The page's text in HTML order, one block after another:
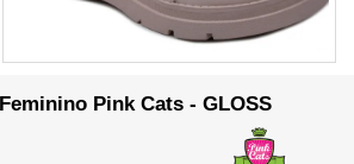
Pink Cats - GLOSS